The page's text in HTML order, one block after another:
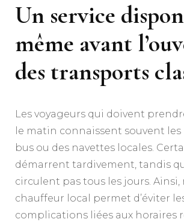
Un service
même avant
des transports
Les voyageurs qui doivent
le matin connaissent souvent
bus ou des navettes locales.
démarrent tardivement, tandis
circulent pas tous les jours. Ainsi,
chauffeur local permet d’éviter
complications liées aux horaires